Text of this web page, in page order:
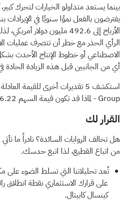
بينما يستعد متداولو الخيارات لتحرك كبير،
الأرباح إلى 492.6 مليون
الرأي الحذر مع خطر أن تتصرف عمليات
الاصطناعي أو خطوط الإنتاج الأحدث
أي من الجانبين قبل هذه الزيادة الحادة
Group - لماذا قد تكون قيمة السهم 396.22 دولارًا فقط!
القرار لك
هل تخالف الروايات السائدة؟ نادراً ما تأتي
من اتباع القطيع، لذا اتبع حدسك.
تُعد تحليلاتنا التي تسلط الضوء على
على قرارك الاستثماري نقطة
كينسال كابيتال.